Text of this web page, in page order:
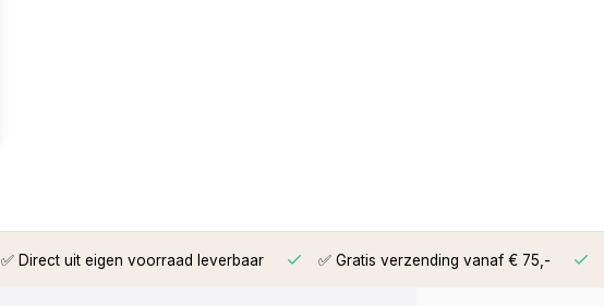
✅ Direct uit eigen voorraad leverbaar ✅ Gratis verzending vanaf € 75,-